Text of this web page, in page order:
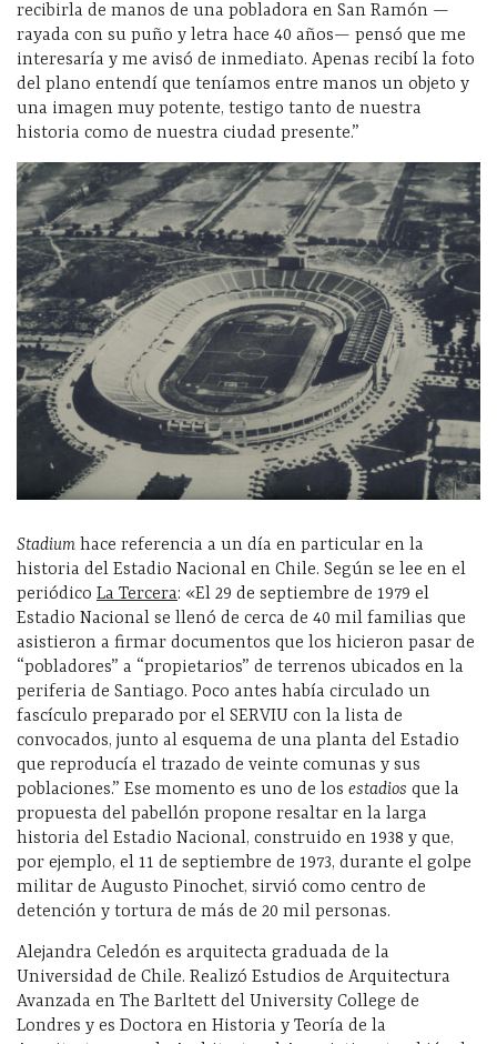
recibirla de manos de una pobladora en San Ramón —
rayada con su puño y letra hace 40 años— pensó que me
interesaría y me avisó de inmediato. Apenas recibí la foto
del plano entendí que teníamos entre manos un objeto y
una imagen muy potente, testigo tanto de nuestra
historia como de nuestra ciudad presente.”
Stadium hace referencia a un día en particular en la
historia del Estadio Nacional en Chile. Según se lee en el
periódico La Tercera: «El 29 de septiembre de 1979 el
Estadio Nacional se llenó de cerca de 40 mil familias que
asistieron a firmar documentos que los hicieron pasar de
“pobladores” a “propietarios” de terrenos ubicados en la
periferia de Santiago. Poco antes había circulado un
fascículo preparado por el SERVIU con la lista de
convocados, junto al esquema de una planta del Estadio
que reproducía el trazado de veinte comunas y sus
poblaciones.” Ese momento es uno de los estadios que la
propuesta del pabellón propone resaltar en la larga
historia del Estadio Nacional, construido en 1938 y que,
por ejemplo, el 11 de septiembre de 1973, durante el golpe
militar de Augusto Pinochet, sirvió como centro de
detención y tortura de más de 20 mil personas.
Alejandra Celedón es arquitecta graduada de la
Universidad de Chile. Realizó Estudios de Arquitectura
Avanzada en The Barltett del University College de
Londres y es Doctora en Historia y Teoría de la